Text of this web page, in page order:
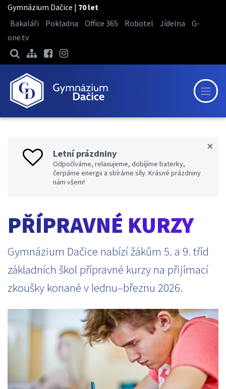
Gymnázium Dačice | 70 let
Bakaláři
Pokladna Office 365 Robotel Jídelna
G-
one.tv
×
Letní prázdniny
Odpočíváme, relaxujeme, dobíjíme baterky,
čerpáme energii a sbíráme síly. Krásné prázdniny
nám všem!
PŘÍPRAVNÉ KURZY
Gymnázium Dačice nabízí žákům 5. a 9. tříd
základních škol přípravné kurzy na přijímací
zkoušky konané v lednu–březnu 2026.